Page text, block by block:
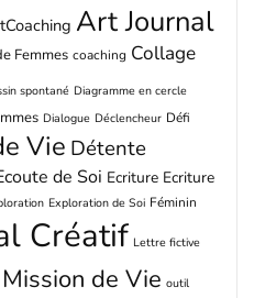
Art Journal
Femmes coaching Collage
spontané Diagramme en cercle
Dialogue Déclencheur Défi
Vie Détente
de Soi Ecriture Ecriture
Exploration de Soi Féminin
Créatif Lettre fictive
Mission de Vie outil